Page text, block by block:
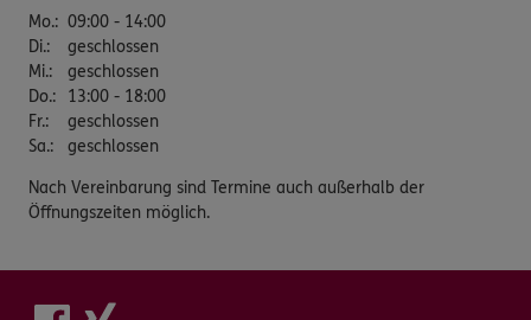
Mo.: 09:00 - 14:00
Di.:
geschlossen
Mi.:
geschlossen
Do.:
13:00 - 18:00
Fr.:
geschlossen
Sa.: geschlossen
Nach Vereinbarung sind Termine auch außerhalb der
Öffnungszeiten möglich.